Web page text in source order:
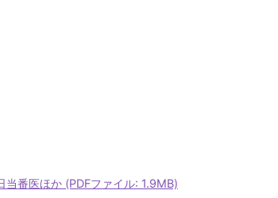
番医ほか (PDFファイル: 1.9MB)